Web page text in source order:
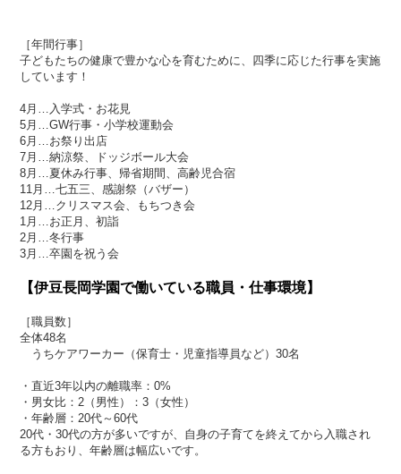
［年間行事］
子どもたちの健康で豊かな心を育むために、四季に応じた行事を実施
しています！
4月…入学式・お花見
5月…GW行事・小学校運動会
6月…お祭り出店
7月…納涼祭、ドッジボール大会
8月…夏休み行事、帰省期間、高齢児合宿
11月…七五三、感謝祭（バザー）
12月…クリスマス会、もちつき会
1月…お正月、初詣
2月…冬行事
3月…卒園を祝う会
【伊豆長岡学園で働いている職員・仕事環境】
［職員数］
全体48名
うちケアワーカー（保育士・児童指導員など）30名
・直近3年以内の離職率：0%
・男女比：2（男性）：3（女性）
・年齢層：20代～60代
20代・30代の方が多いですが、自身の子育てを終えてから入職され
る方もおり、年齢層は幅広いです。